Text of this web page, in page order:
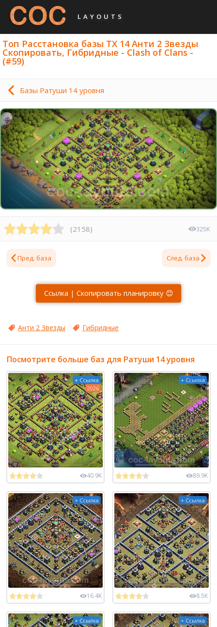
LAYOUTS
Топ Расстановка базы ТХ 14 Анти 2 Звезды
Скопировать, Гибридные - Clash of Clans -
(#59)
Базы Ратуши 14 уровня
(2158) 325K
Пред. база След. база
Ссылка | Скопировать планировку 😊
Анти 2 Звезды Гибридные
Посмотрите больше баз для Ратуши 14 уровня
+ Ссылка
2026
40.9K
+ Ссылка
89.9K
+ Ссылка
16.4K
+ Ссылка
8.5K
+ Ссылка + Ссылка